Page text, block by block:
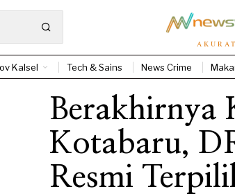
Kalsel Tech & Sains News Crime
Berakhirnya
Kotabaru,
Resmi